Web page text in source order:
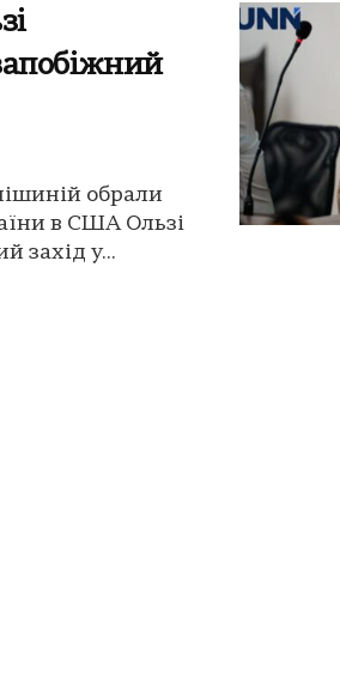
обрали
в США Ользі
захід у...